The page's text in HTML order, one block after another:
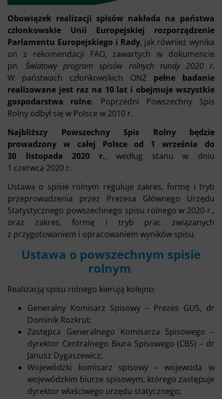
Obowiązek realizacji spisów nakłada na państwa
członkowskie Unii Europejskiej rozporządzenie
Parlamentu Europejskiego i Rady, jak również wynika
on z rekomendacji FAO, zawartych w dokumencie
pn.Światowy program spisów rolnych rundy 2020 r.
W państwach członkowskich ONZ pełne badanie
realizowane jest raz na 10 lat i obejmuje wszystkie
gospodarstwa rolne. Poprzedni Powszechny Spis
Rolny odbył się w Polsce w 2010 r.
Najbliższy Powszechny Spis Rolny będzie
prowadzony w całej Polsce od 1 września do
30 listopada 2020 r., według stanu w dniu
1 czerwca 2020 r.
Ustawa o spisie rolnym reguluje zakres, formę i tryb
przeprowadzenia przez Prezesa Głównego Urzędu
Statystycznego powszechnego spisu rolnego w 2020 r.,
oraz zakres, formę i tryb prac związanych
z przygotowaniem i opracowaniem wyników spisu.
Ustawa o powszechnym spisie
rolnym
Realizacją spisu rolnego kierują kolejno:
Generalny Komisarz Spisowy – Prezes GUS, dr
Dominik Rozkrut;
Zastępca Generalnego Komisarza Spisowego –
dyrektor Centralnego Biura Spisowego (CBS) – dr
Janusz Dygaszewicz;
Wojewódzki komisarz spisowy – wojewoda w
wojewódzkim biurze spisowym, którego zastępuje
dyrektor właściwego urzędu statycznego;